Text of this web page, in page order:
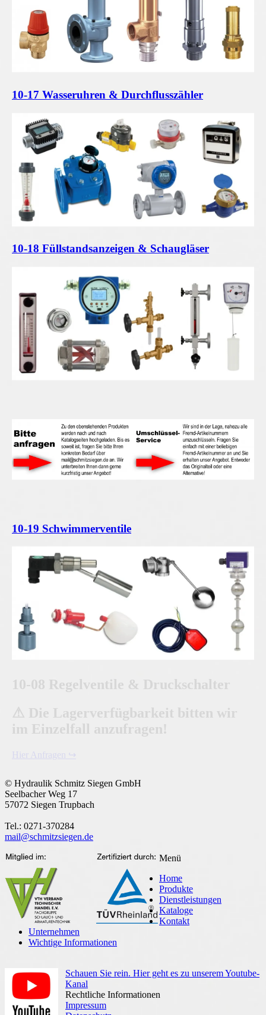
10-17 Wasseruhren & Durchflusszähler
10-18 Füllstandsanzeigen & Schaugläser
10-19 Schwimmerventile
10-08 Regelventile & Druckschalter
⚠ Die Lagerverfügbarkeit bitten wir
im Einzelfall anzufragen!
Hier Anfragen ↪
© Hydraulik Schmitz Siegen GmbH
Seelbacher Weg 17
57072 Siegen Trupbach
Tel.: 0271-370284
mail@schmitzsiegen.de
Menü
Home
Produkte
Dienstleistungen
Kataloge
Kontakt
Unternehmen
Wichtige Informationen
Schauen Sie rein. Hier geht es zu unserem Youtube-
Kanal
Rechtliche Informationen
Impressum